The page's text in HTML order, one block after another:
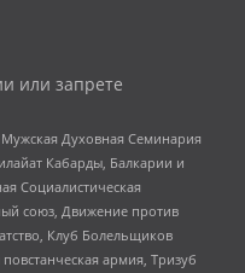
или запрете
Духовная Семинария
Кабарды, Балкарии и
Социалистическая
союз, Движение против
Клуб Болельщиков
армия, Тризуб